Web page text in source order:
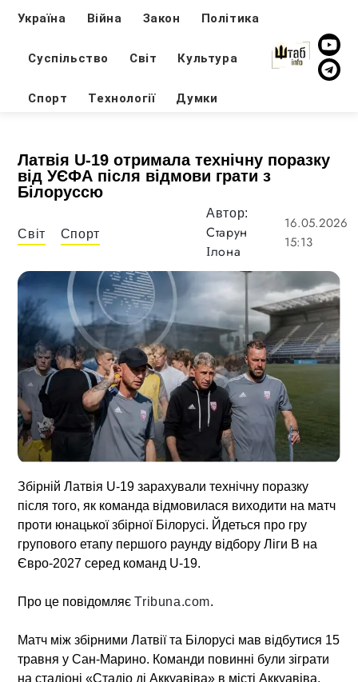
Україна Війна Закон Політика
Суспільство Світ Культура
Спорт Технології Думки
Латвія U-19 отримала технічну поразку
від УЄФА після відмови грати з
Білоруссю
Світ Спорт
Автор:
Старун
Ілона
16.05.2026
15:13
ЗбірнійЛатвія U-19 зарахували технічну поразку
після того, як команда відмовилася виходити на матч
проти юнацької збірної Білорусі. Йдеться про гру
групового етапу першого раунду відбору Ліги B на
Євро-2027 серед команд U-19.
Про це повідомляєTribuna.com.
Матч між збірними Латвії та Білорусі мав відбутися 15
травня у Сан-Марино. Команди повинні були зіграти
на стадіоні «Стадіо ді Аккуавіва» в місті Аккуавіва.